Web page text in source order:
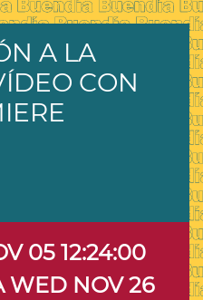
A LA
CON
05 12:24:00
WED NOV 26